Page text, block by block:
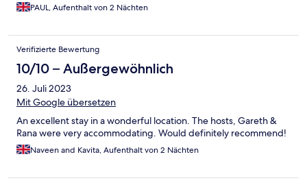
PAUL, Aufenthalt von 2 Nächten
Verifizierte Bewertung
10/10 – Außergewöhnlich
26. Juli 2023
Mit Google übersetzen
An excellent stay in a wonderful location. The hosts, Gareth &
Rana were very accommodating. Would definitely recommend!
Naveen and Kavita, Aufenthalt von 2 Nächten